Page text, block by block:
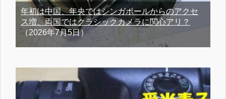
年初は中国、年央ではシンガポールからのアクセ
ス増、両国ではクラシックカメラに関心アリ？
（2026年7月5日）